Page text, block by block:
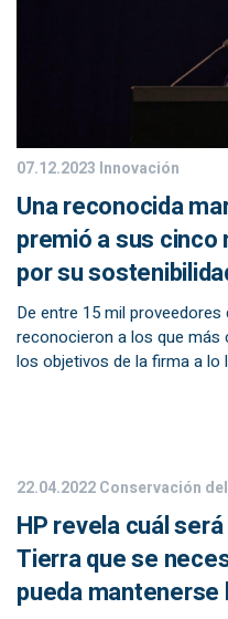
07.12.2023 Innovación
Una reconocida
premió a sus
por su
De entre 15 mil
reconocieron a los que más
los objetivos de la firma a lo
22.04.2022Conservación
HP revela cuál
Tierra que se
pueda mantenerse